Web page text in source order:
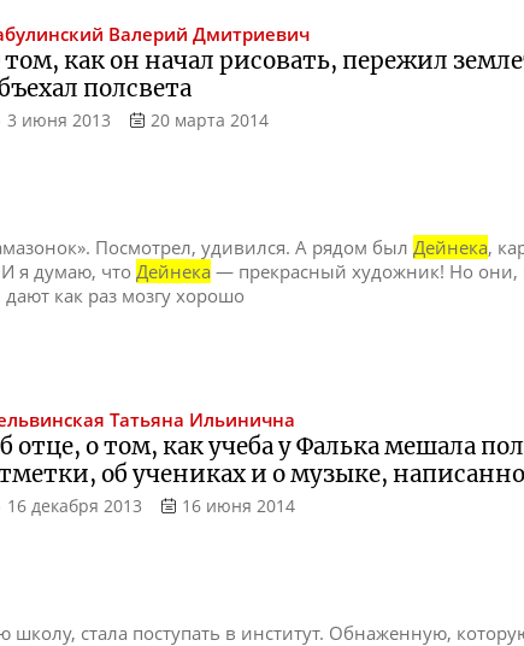
Валерий Дмитриевич
том, как он начал рисовать, пережил
полсвета
3 июня 2013 20 марта 2014
Посмотрел, удивился. А рядом был Дейнека,
я думаю, что Дейнека — прекрасный художник! Но они,
как раз мозгу хорошо
Татьяна Ильинична
отце, о том, как учеба у Фалька мешала
об учениках и о музыке,
16 декабря 2013 16 июня 2014
школу, стала поступать в институт. Обнаженную,